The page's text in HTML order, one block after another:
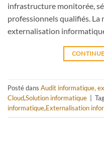
infrastructure monitorée,
professionnels qualifiés. La
externalisation
Posté dans Audit informatique,
Cloud,Solution informatique
informatique,Externalisation